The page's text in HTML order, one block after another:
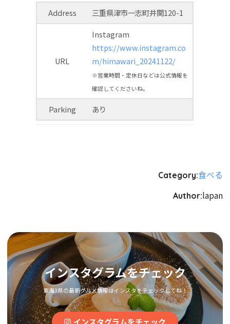
Address 三重県津市一志町井関120-1
URL
Instagram
https://www.instagram.co
m/himawari_20241122/
※営業時間・定休日などは公式情報を
確認してくださいね。
Parking あり
Category:食べる
Author:lapan
インスタグラムをチェック
東海3県の最新グルメ情報はインスタをチェックしてね！
インスタグラムをチェック